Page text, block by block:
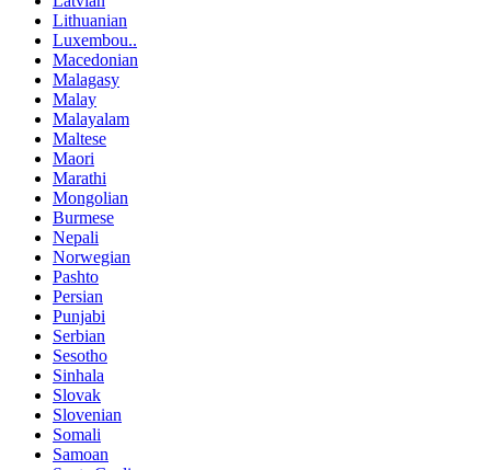
Lithuanian
Luxembou..
Macedonian
Malagasy
Malay
Malayalam
Maltese
Maori
Marathi
Mongolian
Burmese
Nepali
Norwegian
Pashto
Persian
Punjabi
Serbian
Sesotho
Sinhala
Slovak
Slovenian
Somali
Samoan